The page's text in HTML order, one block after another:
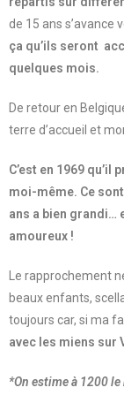
de 15 ans s’avance
ça qu’ils seront
quelques mois.
De retour en
terre d’accueil et
C’est en 1969
moi-même. Ce
ans a bien grandi…
amoureux !
Le rapprochement
beaux enfants,
toujours car, si ma
avec les miens sur
*On estime à 1200